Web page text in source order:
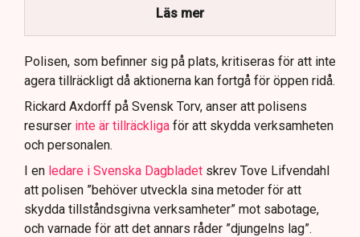
brottsmisstankar kopplade.
Polisen använder drönare och uniformerad polis
för att dokumentera bevis.
Samtidigt är polisarbetet komplext när det gäller
att navigera juridiska rättigheter och gränser.
Läs mer
Polisen, som befinner sig på plats, kritiseras för att inte
agera tillräckligt då aktionerna kan fortgå för öppen ridå.
Rickard Axdorff på Svensk Torv, anser att polisens
resurser inte är tillräckliga för att skydda verksamheten
och personalen.
I en ledare i Svenska Dagbladet skrev Tove Lifvendahl
att polisen ”behöver utveckla sina metoder för att
skydda tillståndsgivna verksamheter” mot sabotage,
och varnade för att det annars råder ”djungelns lag”.